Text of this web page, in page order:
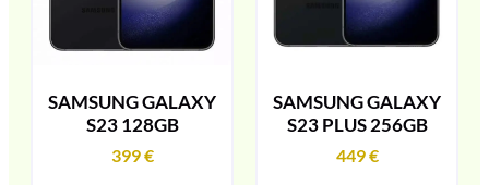
SAMSUNG GALAXY
S23 128GB
399€
SAMSUNG GALAXY
S23 PLUS 256GB
449€